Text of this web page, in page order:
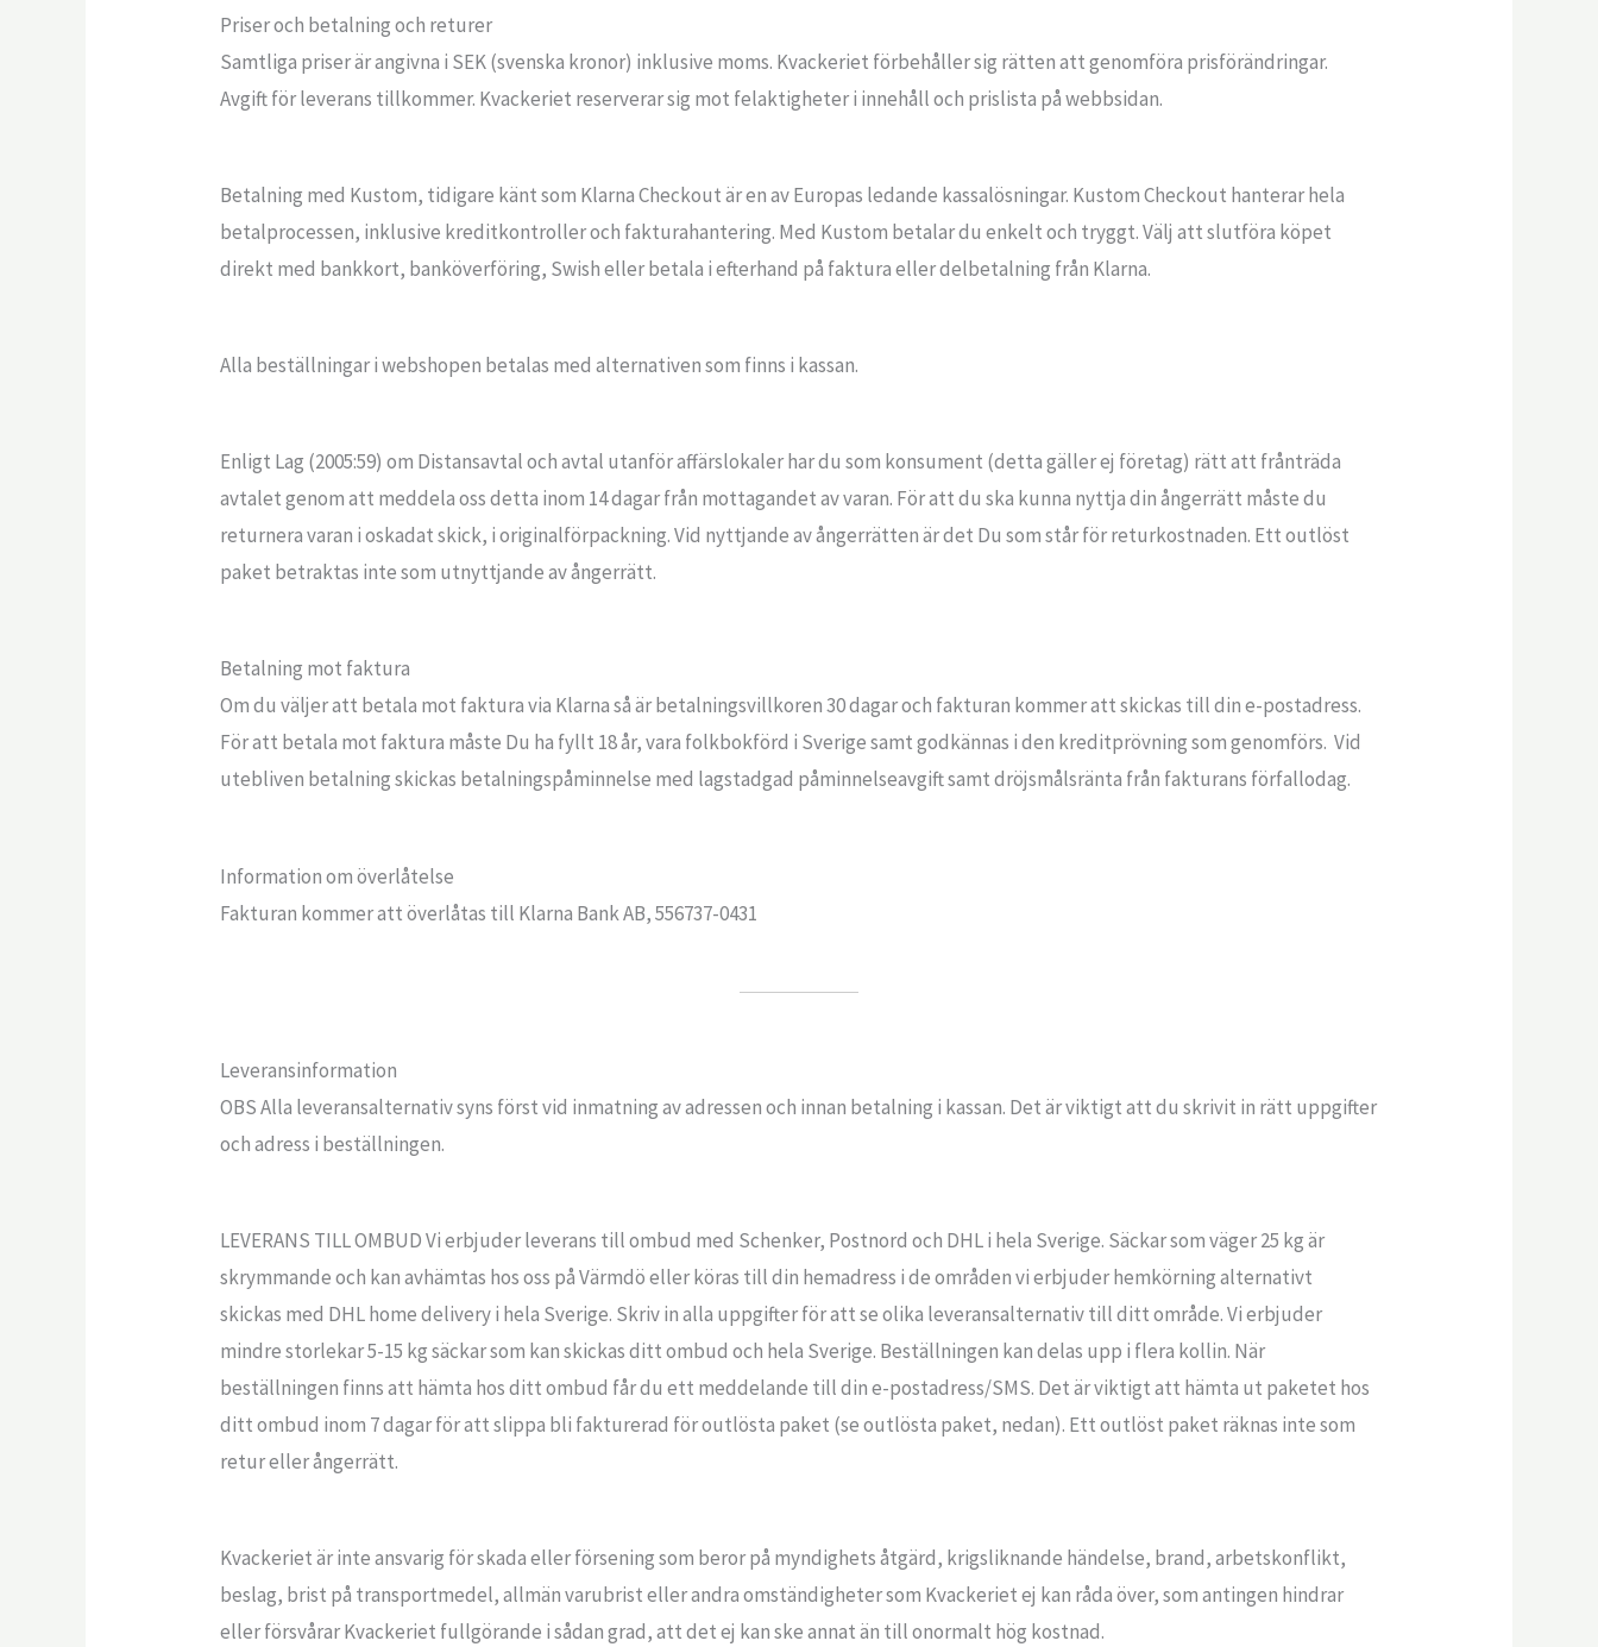
Priser och betalning och returer
Samtliga priser är angivna i SEK (svenska kronor) inklusive moms. Kvackeriet förbehåller sig rätten att genomföra prisförändringar.
Avgift för leverans tillkommer. Kvackeriet reserverar sig mot felaktigheter i innehåll och prislista på webbsidan.
Betalning med Kustom, tidigare känt som Klarna Checkout är en av Europas ledande kassalösningar. Kustom Checkout hanterar hela
betalprocessen, inklusive kreditkontroller och fakturahantering. Med Kustom betalar du enkelt och tryggt. Välj att slutföra köpet
direkt med bankkort, banköverföring, Swish eller betala i efterhand på faktura eller delbetalning från Klarna.
Alla beställningar i webshopen betalas med alternativen som finns i kassan.
Enligt Lag (2005:59) om Distansavtal och avtal utanför affärslokaler har du som konsument (detta gäller ej företag) rätt att frånträda
avtalet genom att meddela oss detta inom 14 dagar från mottagandet av varan. För att du ska kunna nyttja din ångerrätt måste du
returnera varan i oskadat skick, i originalförpackning. Vid nyttjande av ångerrätten är det Du som står för returkostnaden. Ett outlöst
paket betraktas inte som utnyttjande av ångerrätt.
Betalning mot faktura
Om du väljer att betala mot faktura via Klarna så är betalningsvillkoren 30 dagar och fakturan kommer att skickas till din e-postadress.
För att betala mot faktura måste Du ha fyllt 18 år, vara folkbokförd i Sverige samt godkännas i den kreditprövning som genomförs. Vid
utebliven betalning skickas betalningspåminnelse med lagstadgad påminnelseavgift samt dröjsmålsränta från fakturans förfallodag.
Information om överlåtelse
Fakturan kommer att överlåtas till Klarna Bank AB, 556737-0431
Leveransinformation
OBS Alla leveransalternativ syns först vid inmatning av adressen och innan betalning i kassan. Det är viktigt att du skrivit in rätt uppgifter
och adress i beställningen.
LEVERANS TILL OMBUD Vi erbjuder leverans till ombud med Schenker, Postnord och DHL i hela Sverige. Säckar som väger 25 kg är
skrymmande och kan avhämtas hos oss på Värmdö eller köras till din hemadress i de områden vi erbjuder hemkörning alternativt
skickas med DHL home delivery i hela Sverige. Skriv in alla uppgifter för att se olika leveransalternativ till ditt område. Vi erbjuder
mindre storlekar 5-15 kg säckar som kan skickas ditt ombud och hela Sverige. Beställningen kan delas upp i flera kollin. När
beställningen finns att hämta hos ditt ombud får du ett meddelande till din e-postadress/SMS. Det är viktigt att hämta ut paketet hos
ditt ombud inom 7 dagar för att slippa bli fakturerad för outlösta paket (se outlösta paket, nedan). Ett outlöst paket räknas inte som
retur eller ångerrätt.
Kvackeriet är inte ansvarig för skada eller försening som beror på myndighets åtgärd, krigsliknande händelse, brand, arbetskonflikt,
beslag, brist på transportmedel, allmän varubrist eller andra omständigheter som Kvackeriet ej kan råda över, som antingen hindrar
eller försvårar Kvackeriet fullgörande i sådan grad, att det ej kan ske annat än till onormalt hög kostnad.